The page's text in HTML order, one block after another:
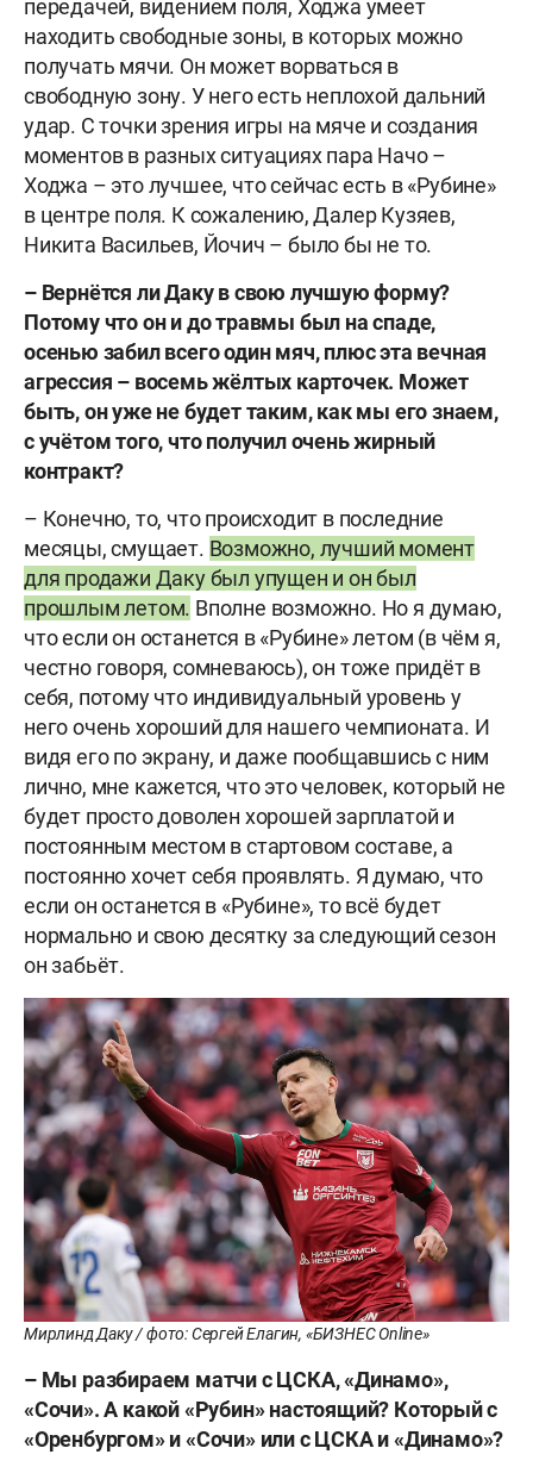
передачей, видением поля, Ходжа умеет
находить свободные зоны, в которых можно
получать мячи. Он может ворваться в
свободную зону. У него есть неплохой дальний
удар. С точки зрения игры на мяче и создания
моментов в разных ситуациях пара Начо –
Ходжа – это лучшее, что сейчас есть в «Рубине»
в центре поля. К сожалению, Далер Кузяев,
Никита Васильев, Йочич – было бы не то.
– Вернётся ли Даку в свою лучшую форму?
Потому что он и до травмы был на спаде,
осенью забил всего один мяч, плюс эта вечная
агрессия – восемь жёлтых карточек. Может
быть, он уже не будет таким, как мы его знаем,
с учётом того, что получил очень жирный
контракт?
– Конечно, то, что происходит в последние
месяцы, смущает. Возможно, лучший момент
для продажи Даку был упущен и он был
прошлым летом. Вполне возможно. Но я думаю,
что если он останется в «Рубине» летом (в чём я,
честно говоря, сомневаюсь), он тоже придёт в
себя, потому что индивидуальный уровень у
него очень хороший для нашего чемпионата. И
видя его по экрану, и даже пообщавшись с ним
лично, мне кажется, что это человек, который не
будет просто доволен хорошей зарплатой и
постоянным местом в стартовом составе, а
постоянно хочет себя проявлять. Я думаю, что
если он останется в «Рубине», то всё будет
нормально и свою десятку за следующий сезон
он забьёт.
Мирлинд Даку / фото: Сергей Елагин, «БИЗНЕС Online»
– Мы разбираем матчи с ЦСКА, «Динамо»,
«Сочи». А какой «Рубин» настоящий? Который с
«Оренбургом» и «Сочи» или с ЦСКА и «Динамо»?